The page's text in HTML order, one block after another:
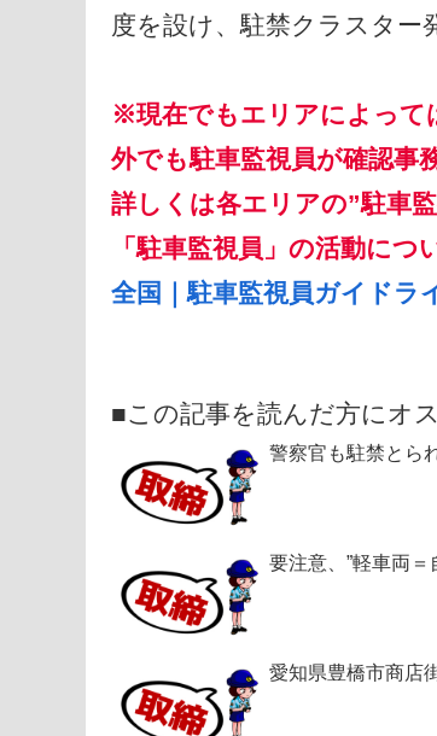
度を設け、駐禁クラスタ
※現在でもエリアによって
外でも駐車監視員が確認事
詳しくは各エリアの”駐車
「駐車監視員」の活動につ
全国｜駐車監視員ガイドラ
■この記事を読んだ方にオ
警察官も駐禁とら
要注意、”軽車両＝
愛知県豊橋市商店